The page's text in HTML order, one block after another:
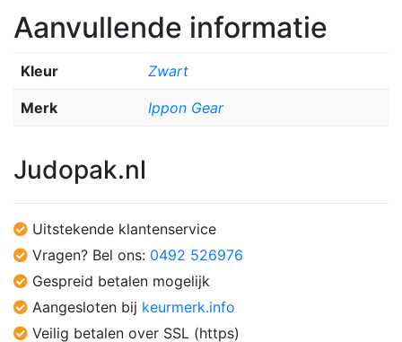
Aanvullende informatie
Kleur Zwart
Merk Ippon Gear
Judopak.nl
Uitstekende klantenservice
Vragen? Bel ons: 0492 526976
Gespreid betalen mogelijk
Aangesloten bij keurmerk.info
Veilig betalen over SSL (https)